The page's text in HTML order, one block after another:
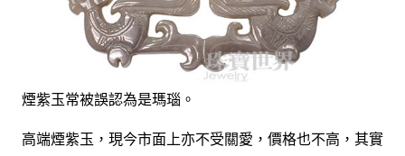
煙紫玉常被誤認為是瑪瑙。
高端煙紫玉，現今市面上亦不受關愛，價格也不高，其實